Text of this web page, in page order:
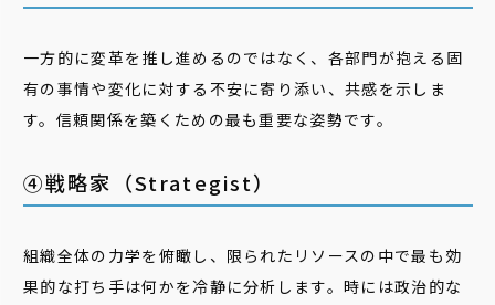
一方的に変革を推し進めるのではなく、各部門が抱える固
有の事情や変化に対する不安に寄り添い、共感を示しま
す。信頼関係を築くための最も重要な姿勢です。
④戦略家（Strategist）
組織全体の力学を俯瞰し、限られたリソースの中で最も効
果的な打ち手は何かを冷静に分析します。時には政治的な